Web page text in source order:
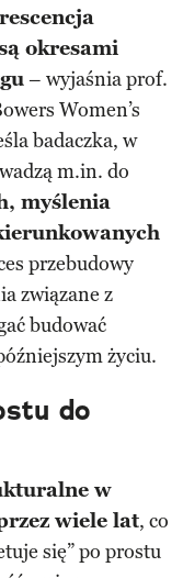
okresami
– wyjaśnia prof.
Women’s
badaczka, w
m.in. do
myślenia
przebudowy
związane z
budować
życiu.
do
w
wiele lat, co
się” po prostu